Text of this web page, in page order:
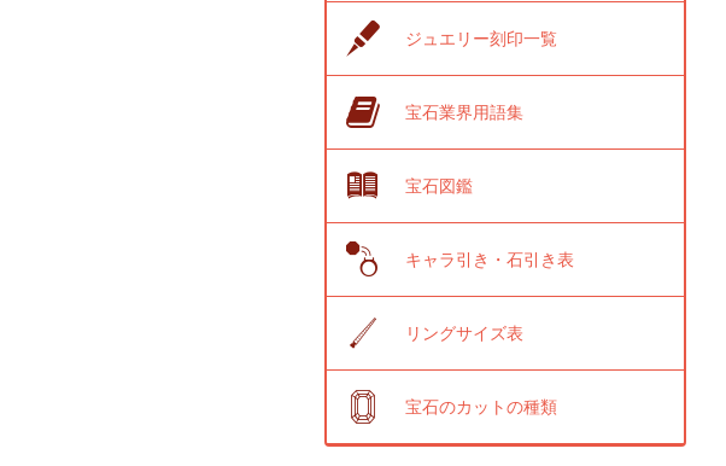
ジュエリー刻印一覧
宝石業界用語集
宝石図鑑
キャラ引き・石引き表
リングサイズ表
宝石のカットの種類